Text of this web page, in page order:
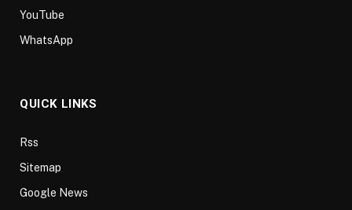
YouTube
WhatsApp
QUICK LINKS
Rss
Sitemap
Google News